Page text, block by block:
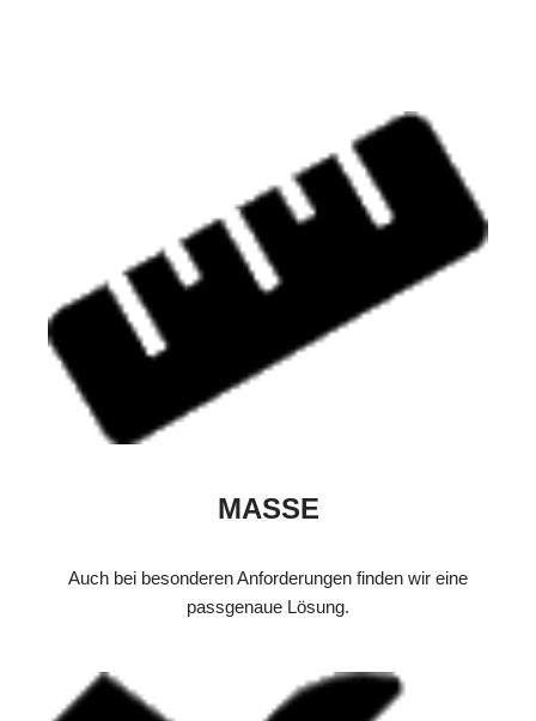
MASSE
Auch bei besonderen Anforderungen finden wir eine
passgenaue Lösung.